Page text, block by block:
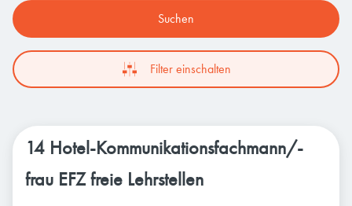
Suchen
Filter einschalten
14 Hotel-Kommunikationsfachmann/-
frau EFZ freie Lehrstellen